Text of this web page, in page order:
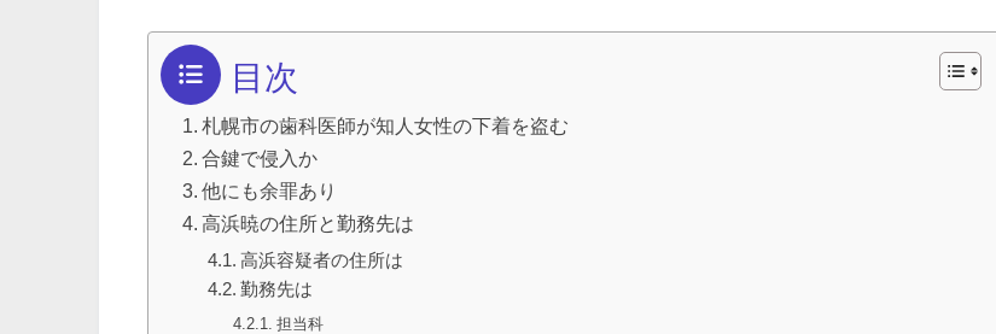
目次
札幌市の歯科医師が知人女性の下着を盗む
合鍵で侵入か
他にも余罪あり
高浜暁の住所と勤務先は
高浜容疑者の住所は
勤務先は
担当科